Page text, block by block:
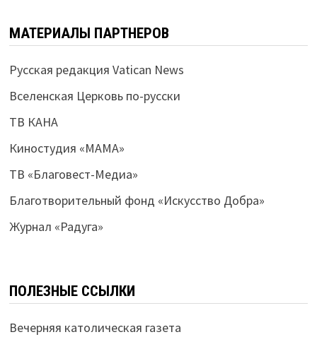
МАТЕРИАЛЫ ПАРТНЕРОВ
Русская редакция Vatican News
Вселенская Церковь по-русски
ТВ КАНА
Киностудия «МАМА»
ТВ «Благовест-Медиа»
Благотворительный фонд «Искусство Добра»
Журнал «Радуга»
ПОЛЕЗНЫЕ ССЫЛКИ
Вечерняя католическая газета